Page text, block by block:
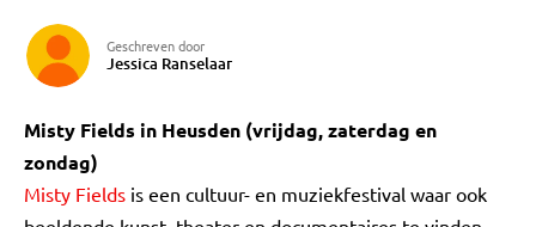
Geschreven door
Jessica Ranselaar
Misty Fields in Heusden (vrijdag, zaterdag en
zondag)
Misty Fields is een cultuur- en muziekfestival waar ook